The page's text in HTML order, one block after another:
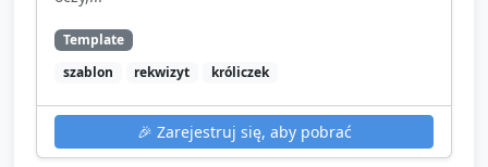
Template
szablon
rekwizyt króliczek
🎉 Zarejestruj się, aby pobrać